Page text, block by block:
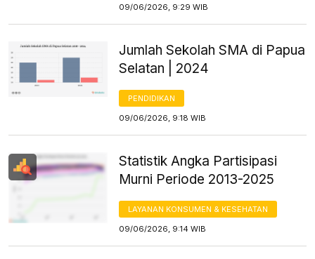
09/06/2026, 9:29 WIB
Jumlah Sekolah SMA di Papua
Selatan | 2024
PENDIDIKAN
09/06/2026, 9:18 WIB
Statistik Angka Partisipasi
Murni Periode 2013-2025
LAYANAN KONSUMEN & KESEHATAN
09/06/2026, 9:14 WIB